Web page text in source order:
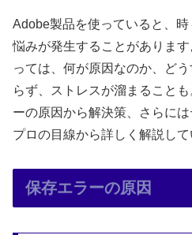
Adobe製品を使っていると、
悩みが発生することがありま
っては、何が原因なのか、ど
らず、ストレスが溜まること
ーの原因から解決策、さらには
プロの目線から詳しく解説して
保存エラーの原因